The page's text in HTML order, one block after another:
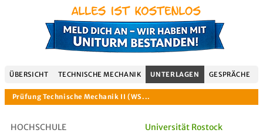
ÜBERSICHT TECHNISCHE MECHANIK UNTERLAGEN GESPRÄCHE
HOCHSCHULE Universität Rostock